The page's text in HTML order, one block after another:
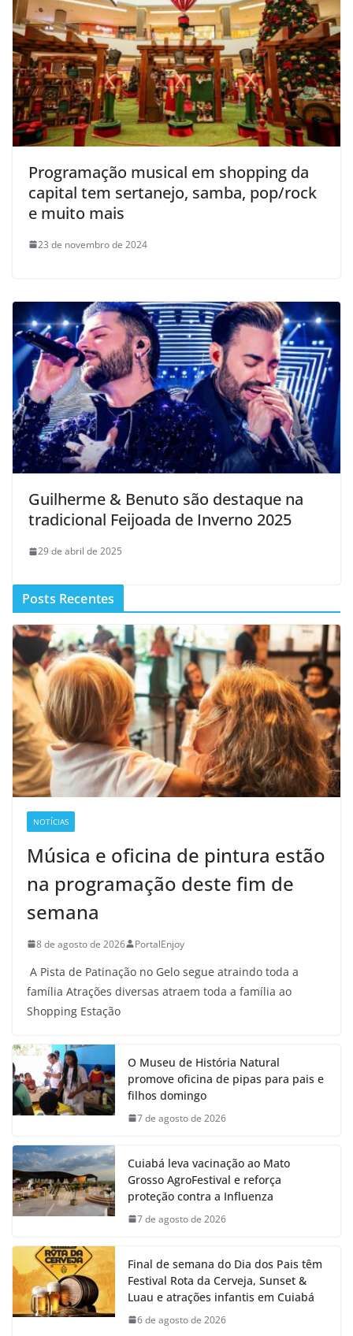
Programação musical em shopping da
capital tem sertanejo, samba, pop/rock
e muito mais
23 de novembro de 2024
Guilherme & Benuto são destaque na
tradicional Feijoada de Inverno 2025
29 de abril de 2025
Posts Recentes
NOTÍCIAS
Música e oficina de pintura estão
na programação deste fim de
semana
8 de agosto de 2026 PortalEnjoy
A Pista de Patinação no Gelo segue atraindo toda a
família Atrações diversas atraem toda a família ao
Shopping Estação
O Museu de História Natural
promove oficina de pipas para pais e
filhos domingo
7 de agosto de 2026
Cuiabá leva vacinação ao Mato
Grosso AgroFestival e reforça
proteção contra a Influenza
7 de agosto de 2026
Final de semana do Dia dos Pais têm
Festival Rota da Cerveja, Sunset &
Luau e atrações infantis em Cuiabá
6 de agosto de 2026